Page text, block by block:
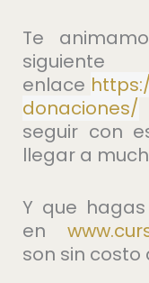
Te
siguiente
enlace
donaciones/
seguir con
llegar a
Y que
en
son sin costo